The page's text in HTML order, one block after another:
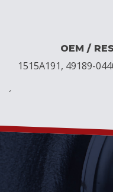
OEM /
1515A191, 49189-
´